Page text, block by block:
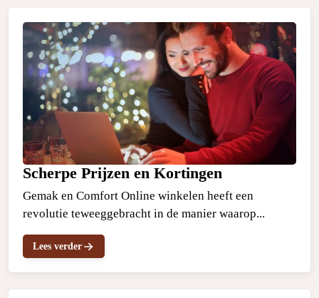
Scherpe Prijzen en Kortingen
Gemak en Comfort Online winkelen heeft een
revolutie teweeggebracht in de manier waarop...
Lees verder